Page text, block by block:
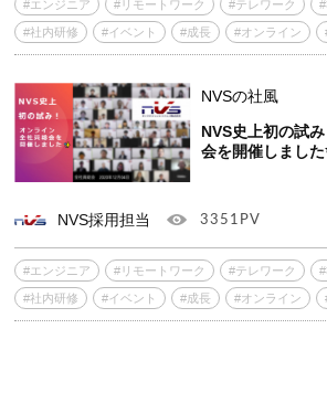
#エンジニア #リモートワーク #テレワーク
#社内研修 #イベント #成長 #オンライン
NVSの社風
NVS史上初の試
会を開催しました
NVS採用担当 3351PV
#エンジニア #リモートワーク #テレワーク
#社内研修 #イベント #成長 #オンライン